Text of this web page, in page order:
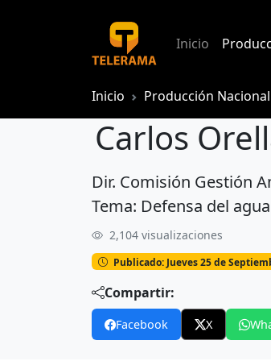
Inicio
Inicio Producción Nacional
Carlos
Carlos Orellana
Dir. Comisión Gestión
Tema: Defensa del agua
2,104 visualizaciones
Publicado: Jueves 25 de
Compartir:
Facebook X